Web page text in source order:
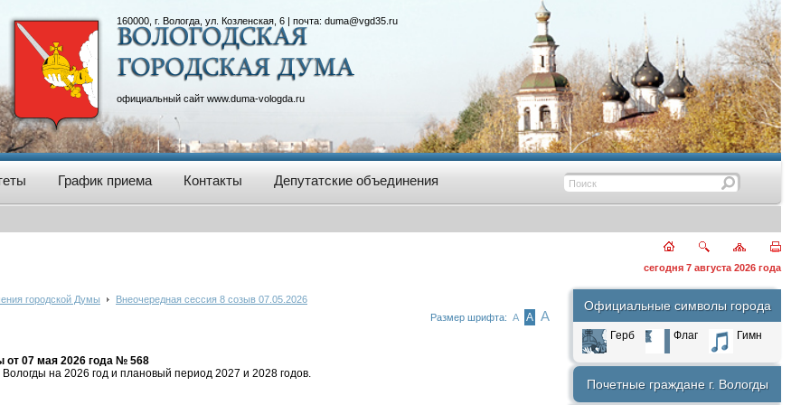
160000, г. Вологда, ул. Козленская, 6 | почта: duma@vgd35.ru
официальный сайт www.duma-vologda.ru
График приема Контакты Депутатские объединения
сегодня 7 августа 2026 года
городской Думы
Внеочередная сессия 8 созыв 07.05.2026
Размер шрифта: А А А
от 07 мая 2026 года № 568
на 2026 год и плановый период 2027 и 2028 годов.
Официальные символы города
Герб Флаг Гимн
Почетные граждане г. Вологды